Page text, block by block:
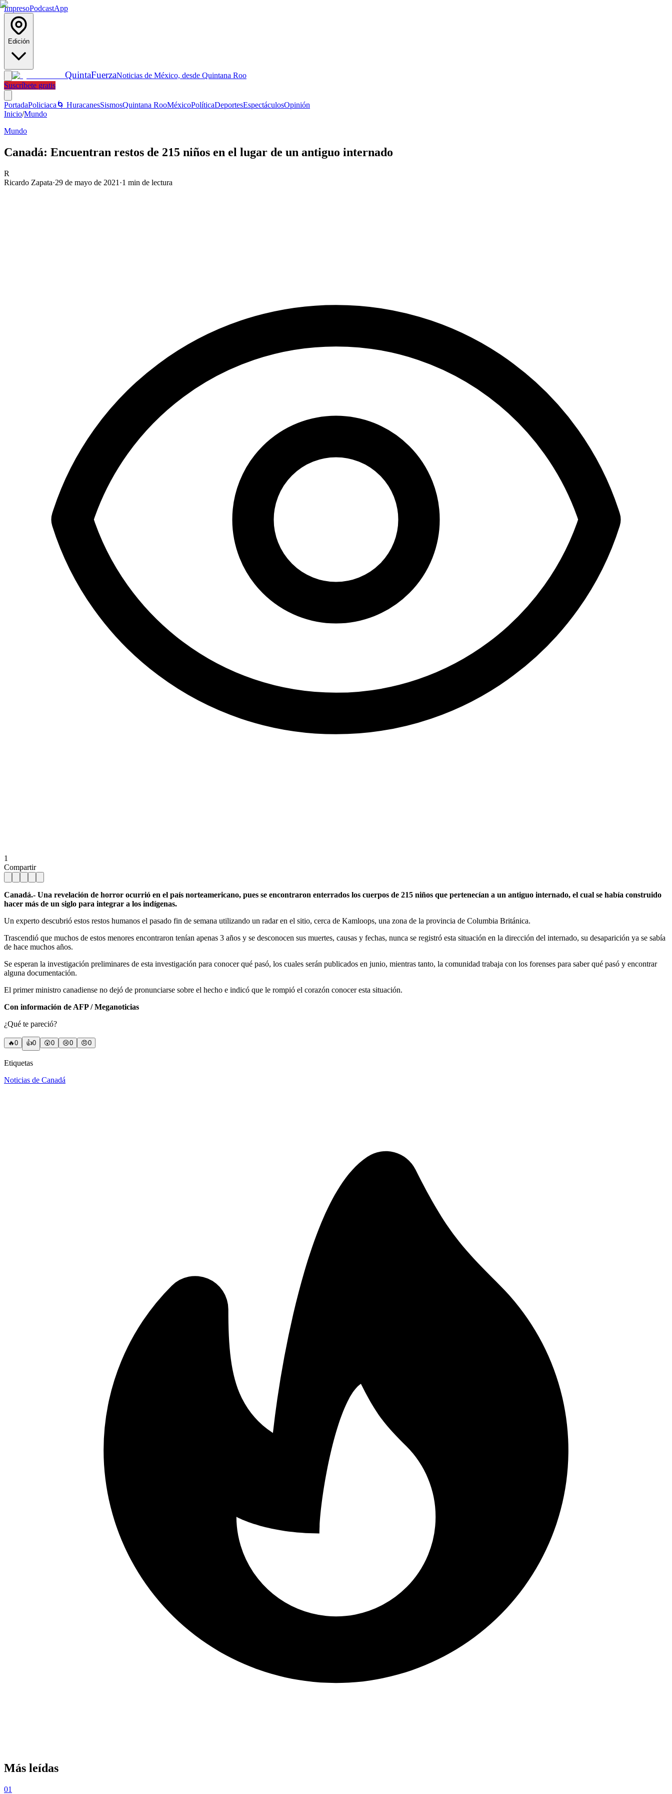
ImpresoPodcastApp
Edición
QuintaFuerzaNoticias de México, desde Quintana Roo
Suscríbete gratis
PortadaPoliciaca 🌀 HuracanesSismosQuintana RooMéxicoPolíticaDeportesEspectáculosOpinión
Inicio/Mundo
Mundo
Canadá: Encuentran restos de 215 niños en el lugar de un antiguo internado
R
Ricardo Zapata·29 de mayo de 2021 ·1 min de lectura
1
Compartir
Canadá.- Una revelación de horror ocurrió en el país norteamericano, pues se encontraron enterrados los cuerpos de 215 niños que pertenecían a un antiguo internado, el cual se había construido
hacer más de un siglo para integrar a los indígenas.
Un experto descubrió estos restos humanos el pasado fin de semana utilizando un radar en el sitio, cerca de Kamloops, una zona de la provincia de Columbia Británica.
Trascendió que muchos de estos menores encontraron tenían apenas 3 años y se desconocen sus muertes, causas y fechas, nunca se registró esta situación en la dirección del internado, su desaparición ya se sabía
de hace muchos años.
Se esperan la investigación preliminares de esta investigación para conocer qué pasó, los cuales serán publicados en junio, mientras tanto, la comunidad trabaja con los forenses para saber qué pasó y encontrar
alguna documentación.
El primer ministro canadiense no dejó de pronunciarse sobre el hecho e indicó que le rompió el corazón conocer esta situación.
Con información de AFP / Meganoticias
¿Qué te pareció?
🔥0 👍0 😲0 😢0 😠0
Etiquetas
Noticias de Canadá
Más leídas
01